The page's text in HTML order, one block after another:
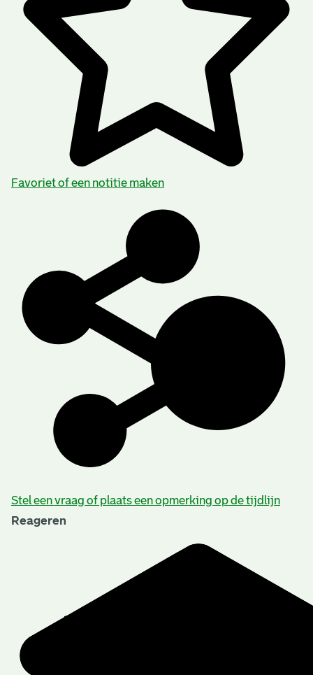
Favoriet of een notitie maken
Stel een vraag of plaats een opmerking op de tijdlijn
Reageren